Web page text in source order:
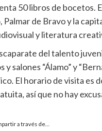
50 libros de bocetos.
de Bravo y la
y literatura
del talento
salones “Álamo” y
El horario de visita es
así que no hay
a través de…